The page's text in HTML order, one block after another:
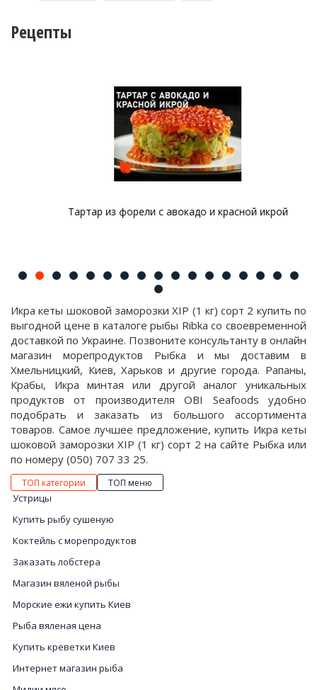
Рецепты
Тартар из форели с авокадо и красной икрой
Икра кеты шоковой заморозки XIP (1 кг) сорт 2 купить по
выгодной цене в каталоге рыбы Ribka со своевременной
доставкой по Украине. Позвоните консультанту в онлайн
магазин морепродуктов Рыбка и мы доставим в
Хмельницкий, Киев, Харьков и другие города. Рапаны,
Крабы, Икра минтая или другой аналог уникальных
продуктов от производителя OBI Seafoods удобно
подобрать и заказать из большого ассортимента
товаров. Самое лучшее предложение, купить Икра кеты
шоковой заморозки XIP (1 кг) сорт 2 на сайте Рыбка или
по номеру (050) 707 33 25.
ТОП категории ТОП меню
Устрицы
Купить рыбу сушеную
Коктейль с морепродуктов
Заказать лобстера
Магазин вяленой рыбы
Морские ежи купить Киев
Рыба вяленая цена
Купить креветки Киев
Интернет магазин рыба